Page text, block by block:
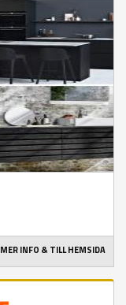
MER INFO & TILL HEMSIDA